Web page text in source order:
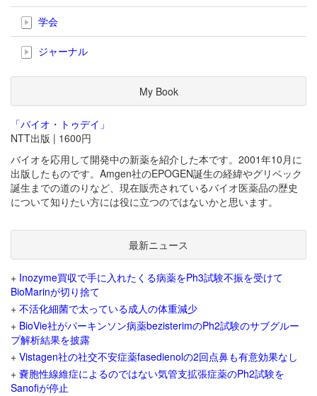
学会
ジャーナル
My Book
「バイオ・トゥデイ」
NTT出版 | 1600円
バイオを応用して開発中の新薬を紹介した本です。2001年10月に
出版したものです。Amgen社のEPOGEN誕生の経緯やグリベック
誕生までの道のりなど、現在販売されているバイオ医薬品の歴史
について知りたい方には役に立つのではないかと思います。
最新ニュース
+ Inozyme買収で手に入れたくる病薬をPh3試験不振を受けて
BioMarinが切り捨て
+ 不活化細菌で太っている成人の体重減少
+ BioVie社がパーキンソン病薬bezisterimのPh2試験のサブグルー
プ解析結果を披露
+ Vistagen社の社交不安症薬fasedienolの2回点鼻も有意効果なし
+ 嚢胞性線維症によるのではない気管支拡張症薬のPh2試験を
Sanofiが停止